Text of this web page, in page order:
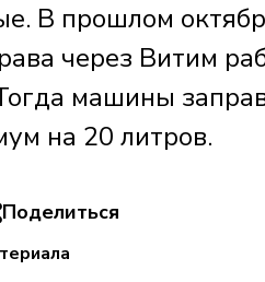
В прошлом
через Витим
машины
на 20 литров.
Поделиться